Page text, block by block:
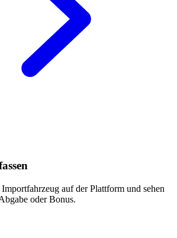
auf der Plattform und sehen
oder Bonus.